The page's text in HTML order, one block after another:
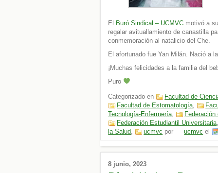
El Buró Sindical – UCMVC motivó a
regalar avituallamiento de canastilla
conmemoración al natalicio del Che.
El afortunado fue Yan Milán. Nació a
¡Muchas felicidades a la familia del
Puro
Categorizado en
Facultad de
Facultad de Estomatología,
Tecnología-Enfermería,
Federación Estudiantil Universitaria
la Salud, ucmvc por ucmvc el
8 junio, 2023